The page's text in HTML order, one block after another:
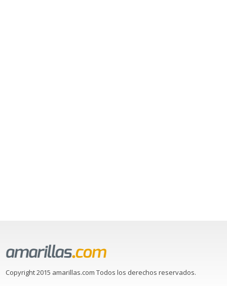
Copyright 2015 amarillas.com Todos los derechos reservados.